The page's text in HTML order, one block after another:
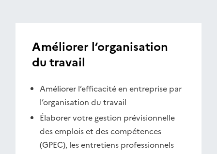
Améliorer l’organisation
du travail
Améliorer l’efficacité en entreprise par
l’organisation du travail
Élaborer votre gestion prévisionnelle
des emplois et des compétences
(GPEC), les entretiens professionnels